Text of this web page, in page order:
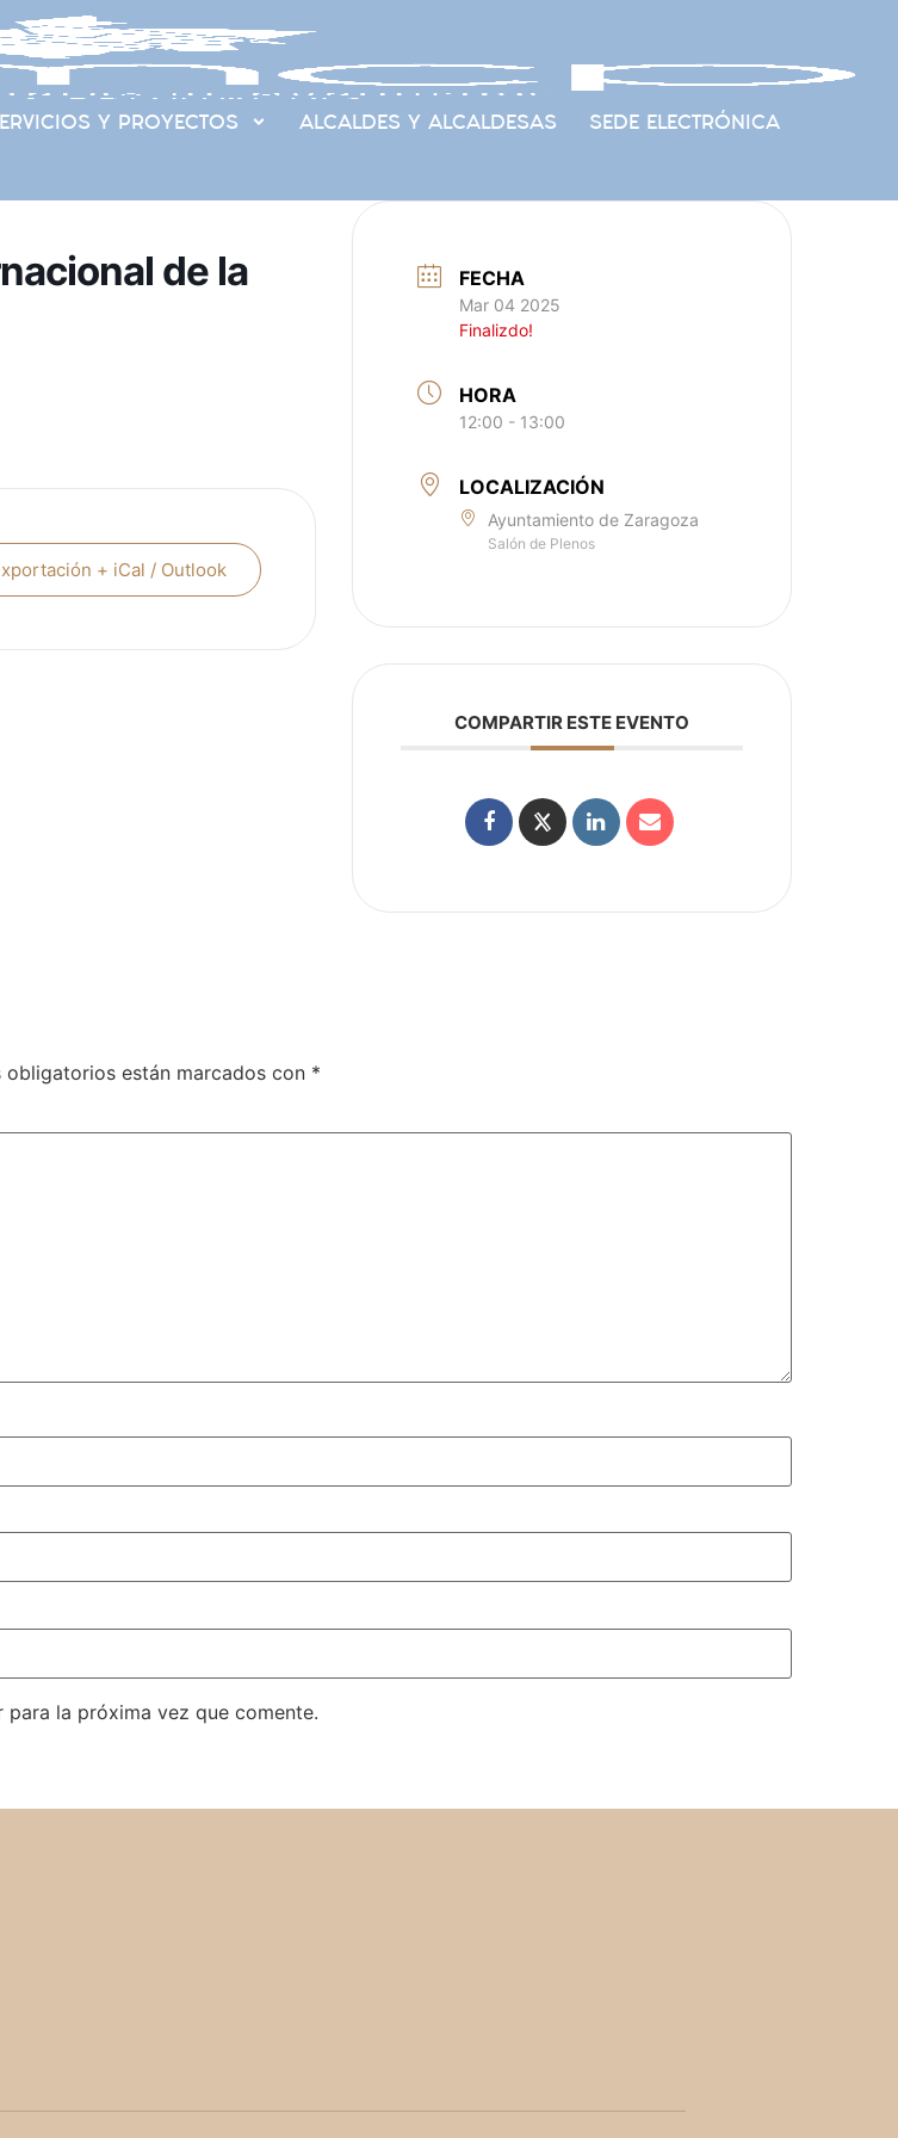
Y PROYECTOS ALCALDES Y ALCALDESAS SEDE ELECTRÓNICA
de la
+ iCal / Outlook
FECHA
Mar 04 2025
Finalizdo!
HORA
12:00 - 13:00
LOCALIZACIÓN
Ayuntamiento de Zaragoza
Salón de Plenos
COMPARTIR ESTE EVENTO
obligatorios están marcados con *
la próxima vez que comente.